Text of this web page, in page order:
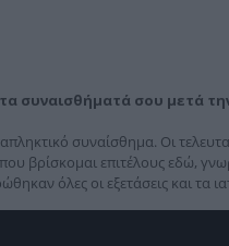
τα συναισθήματά σου μετά
συναίσθημα. Οι
βρίσκομαι επιτέλους εδώ,
όλες οι εξετάσεις και τα